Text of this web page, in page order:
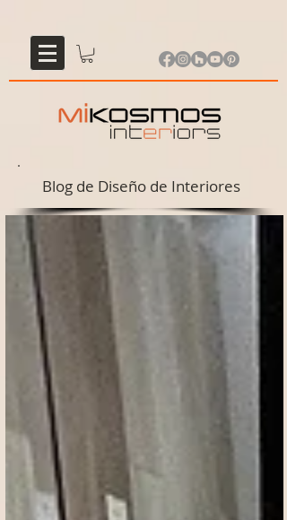
Blog de Diseño de Interiores